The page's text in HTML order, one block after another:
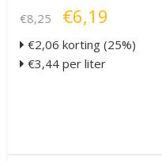
€8,25 €6,19
€2,06 korting (25%)
€3,44 per liter